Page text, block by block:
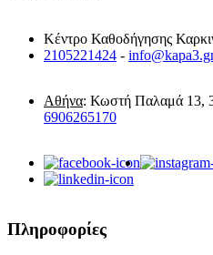
Κέντρο Καθοδήγησης
2105221424 -
Αθήνα: Κωστή Παλαμά 13,
6906265170
Πληροφορίες